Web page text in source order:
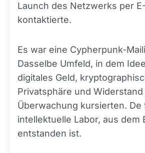
Launch des Netzwerks per
kontaktierte.
Es war eine Cypherpunk-
Dasselbe Umfeld, in dem
digitales Geld,
Privatsphäre und
Überwachung kursierten. De
intellektuelle Labor, aus dem
entstanden ist.